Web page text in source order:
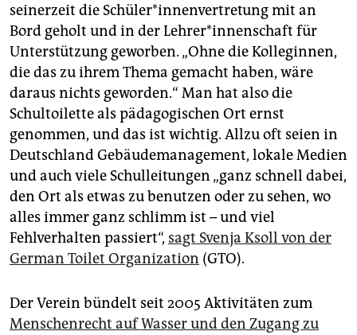
seinerzeit die Schü­le­r*in­nen­ver­tre­tung mit an
Bord geholt und in der Leh­re­r*in­nen­schaft für
Unterstützung geworben. „Ohne die Kolleginnen,
die das zu ihrem Thema gemacht haben, wäre
daraus nichts geworden.“ Man hat also die
Schultoilette als pädagogischen Ort ernst
genommen, und das ist wichtig. Allzu oft seien in
Deutschland Gebäudemanagement, lokale Medien
und auch viele Schulleitungen „ganz schnell dabei,
den Ort als etwas zu benutzen oder zu sehen, wo
alles immer ganz schlimm ist – und viel
Fehlverhalten passiert“, sagt Svenja Ksoll von der
German Toilet Organization (GTO).
Der Verein bündelt seit 2005 Aktivitäten zum
Menschenrecht auf Wasser und den Zugang zu